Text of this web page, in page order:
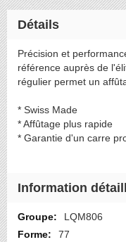
Détails
Précision et
référence auprès de
régulier permet un
* Swiss Made
* Affûtage plus rapide
* Garantie d'un carre
Information
Plus
d’information
LQM806
77